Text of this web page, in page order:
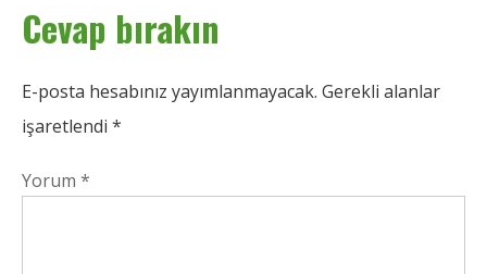
Cevap bırakın
E-posta hesabınız yayımlanmayacak. Gerekli alanlar
işaretlendi *
Yorum *